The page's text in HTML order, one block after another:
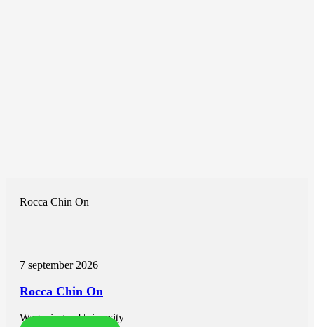
Rocca Chin On
7 september 2026
Rocca Chin On
Wageningen University